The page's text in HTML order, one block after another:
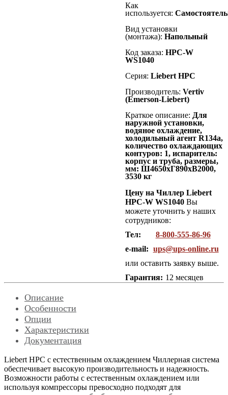
Как
используется:
Вид установки
(монтажа): Напольный
Код заказа: HPC-W
WS1040
Серия: Liebert HPC
Производитель: Vertiv
(Emerson-Liebert)
Краткое описание: Для
наружной установки,
водяное охлаждение,
холодильный агент R134а,
количество охлаждающих
контуров: 1, испаритель:
корпус и труба, размеры,
мм: Ш4650хГ890хВ2000,
3530 кг
Цену на Чиллер Liebert
HPC-W WS1040 Вы
можете уточнить у наших
сотрудников:
Тел:
8-800-555-86-96
e-mail: ups@ups-online.ru
или оставить заявку выше.
Гарантия: 12 месяцев
Описание
Особенности
Опции
Характеристики
Документация
Liebert HPС с естественным охлаждением Чиллерная система
обеспечивает высокую производительность и надежность.
Возможности работы с естественным охлаждением или
используя компрессоры превосходно подходят для